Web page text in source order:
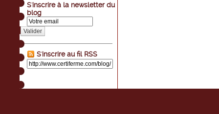
S'inscrire à la newsletter du
blog
Valider
S'inscrire au fil RSS